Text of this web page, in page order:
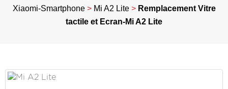
Xiaomi-Smartphone> Mi A2 Lite> Remplacement Vitre
tactile et Ecran-Mi A2 Lite